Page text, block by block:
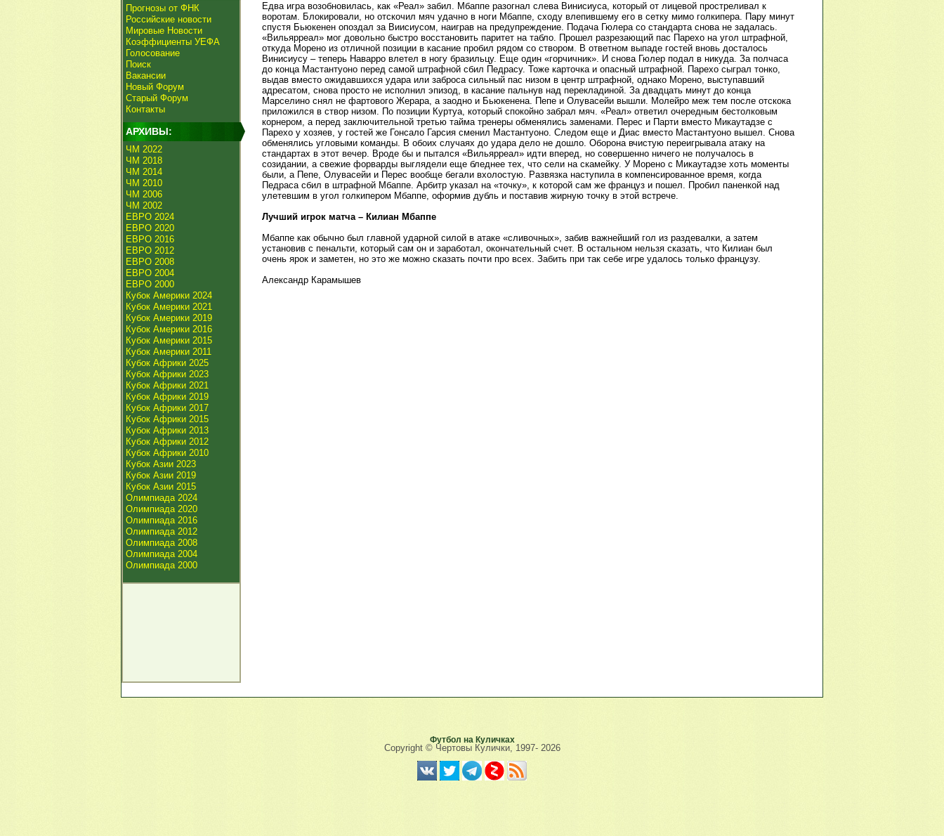
Прогнозы от ФНК
Российские новости
Мировые Новости
Коэффициенты УЕФА
Голосование
Поиск
Вакансии
Новый Форум
Старый Форум
Контакты
АРХИВЫ:
ЧМ 2022
ЧМ 2018
ЧМ 2014
ЧМ 2010
ЧМ 2006
ЧМ 2002
ЕВРО 2024
ЕВРО 2020
ЕВРО 2016
ЕВРО 2012
ЕВРО 2008
ЕВРО 2004
ЕВРО 2000
Кубок Америки 2024
Кубок Америки 2021
Кубок Америки 2019
Кубок Америки 2016
Кубок Америки 2015
Кубок Америки 2011
Кубок Африки 2025
Кубок Африки 2023
Кубок Африки 2021
Кубок Африки 2019
Кубок Африки 2017
Кубок Африки 2015
Кубок Африки 2013
Кубок Африки 2012
Кубок Африки 2010
Кубок Азии 2023
Кубок Азии 2019
Кубок Азии 2015
Олимпиада 2024
Олимпиада 2020
Олимпиада 2016
Олимпиада 2012
Олимпиада 2008
Олимпиада 2004
Олимпиада 2000
Едва игра возобновилась, как «Реал» забил. Мбаппе разогнал слева Винисиуса, который от лицевой простреливал к
воротам. Блокировали, но отскочил мяч удачно в ноги Мбаппе, сходу влепившему его в сетку мимо голкипера. Пару минут
спустя Бьюкенен опоздал за Виисиусом, наиграв на предупреждение. Подача Гюлера со стандарта снова не задалась.
«Вильярреал» мог довольно быстро восстановить паритет на табло. Прошел разрезающий пас Парехо на угол штрафной,
откуда Морено из отличной позиции в касание пробил рядом со створом. В ответном выпаде гостей вновь досталось
Винисиусу – теперь Наварро влетел в ногу бразильцу. Еще один «горчичник». И снова Гюлер подал в никуда. За полчаса
до конца Мастантуоно перед самой штрафной сбил Педрасу. Тоже карточка и опасный штрафной. Парехо сыграл тонко,
выдав вместо ожидавшихся удара или заброса сильный пас низом в центр штрафной, однако Морено, выступавший
адресатом, снова просто не исполнил эпизод, в касание пальнув над перекладиной. За двадцать минут до конца
Марселино снял не фартового Жерара, а заодно и Бьюкенена. Пепе и Олувасейи вышли. Молейро меж тем после отскока
приложился в створ низом. По позиции Куртуа, который спокойно забрал мяч. «Реал» ответил очередным бестолковым
корнером, а перед заключительной третью тайма тренеры обменялись заменами. Перес и Парти вместо Микаутадзе с
Парехо у хозяев, у гостей же Гонсало Гарсия сменил Мастантуоно. Следом еще и Диас вместо Мастантуоно вышел. Снова
обменялись угловыми команды. В обоих случаях до удара дело не дошло. Оборона вчистую переигрывала атаку на
стандартах в этот вечер. Вроде бы и пытался «Вильярреал» идти вперед, но совершенно ничего не получалось в
созидании, а свежие форварды выглядели еще бледнее тех, что сели на скамейку. У Морено с Микаутадзе хоть моменты
были, а Пепе, Олувасейи и Перес вообще бегали вхолостую. Развязка наступила в компенсированное время, когда
Педраса сбил в штрафной Мбаппе. Арбитр указал на «точку», к которой сам же француз и пошел. Пробил паненкой над
улетевшим в угол голкипером Мбаппе, оформив дубль и поставив жирную точку в этой встрече.
Лучший игрок матча – Килиан Мбаппе
Мбаппе как обычно был главной ударной силой в атаке «сливочных», забив важнейший гол из раздевалки, а затем
установив с пенальти, который сам он и заработал, окончательный счет. В остальном нельзя сказать, что Килиан был
очень ярок и заметен, но это же можно сказать почти про всех. Забить при так себе игре удалось только французу.
Александр Карамышев
Футбол на Куличках
Copyright © Чертовы Кулички, 1997- 2026